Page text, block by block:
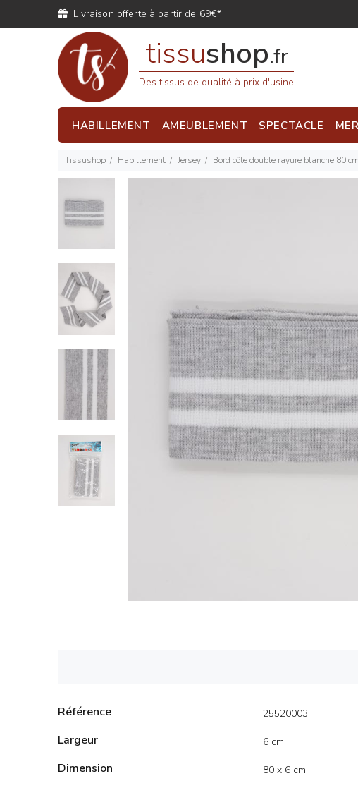
Livraison offerte à partir de 69€*
tissushop.fr
Des tissus de qualité à prix d'usine
HABILLEMENT AMEUBLEMENT SPECTACLE
Tissushop Habillement Jersey Bord côte double rayure blanche 80
Référence 25520003
Largeur 6 cm
Dimension 80 x 6 cm